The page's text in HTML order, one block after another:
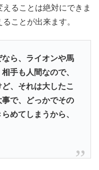
ることは絶対にできま
ことが出来ます。
なら、ライオンや馬
手も人間なので、
、それは大したこ
で、どっかでその
めてしまうから、